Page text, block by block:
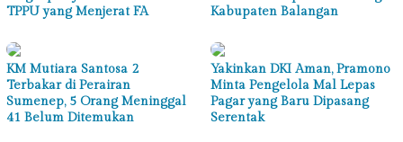
TPPU yang Menjerat FA
Kabupaten Balangan
KM Mutiara Santosa 2
Terbakar di Perairan
Sumenep, 5 Orang Meninggal
41 Belum Ditemukan
Yakinkan DKI Aman, Pramono
Minta Pengelola Mal Lepas
Pagar yang Baru Dipasang
Serentak